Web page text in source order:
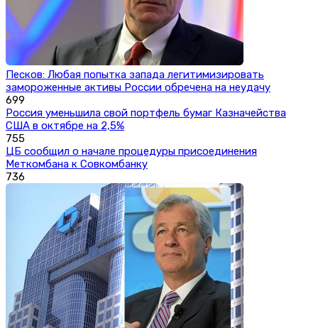
Песков: Любая попытка запада легитимизировать
замороженные активы России обречена на неудачу
699
Россия уменьшила свой портфель бумаг Казначейства
США в октябре на 2,5%
755
ЦБ сообщил о начале процедуры присоединения
Меткомбана к Совкомбанку
736